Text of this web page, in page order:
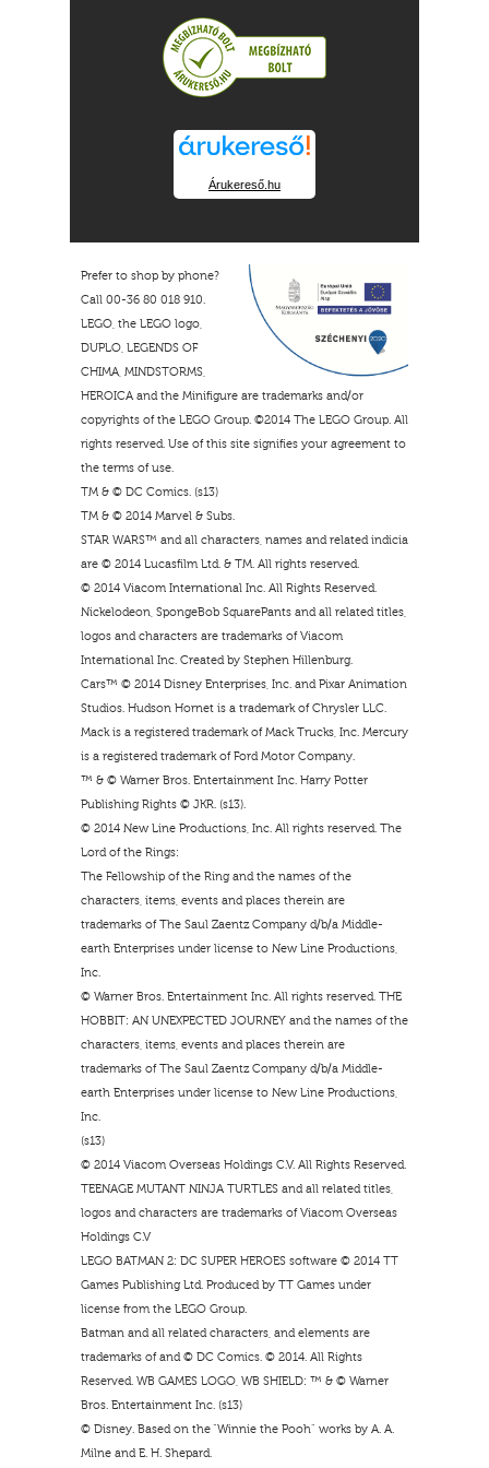
Árukereső.hu
Prefer to shop by phone?
Call 00-36 80 018 910.
LEGO, the LEGO logo,
DUPLO, LEGENDS OF
CHIMA, MINDSTORMS,
HEROICA and the Minifigure are trademarks and/or
copyrights of the LEGO Group. ©2014 The LEGO Group. All
rights reserved. Use of this site signifies your agreement to
the terms of use.
TM & © DC Comics. (s13)
TM & © 2014 Marvel & Subs.
STAR WARS™ and all characters, names and related indicia
are © 2014 Lucasfilm Ltd. & TM. All rights reserved.
© 2014 Viacom International Inc. All Rights Reserved.
Nickelodeon, SpongeBob SquarePants and all related titles,
logos and characters are trademarks of Viacom
International Inc. Created by Stephen Hillenburg.
Cars™ © 2014 Disney Enterprises, Inc. and Pixar Animation
Studios. Hudson Hornet is a trademark of Chrysler LLC.
Mack is a registered trademark of Mack Trucks, Inc. Mercury
is a registered trademark of Ford Motor Company.
™ & © Warner Bros. Entertainment Inc. Harry Potter
Publishing Rights © JKR. (s13).
© 2014 New Line Productions, Inc. All rights reserved. The
Lord of the Rings:
The Fellowship of the Ring and the names of the
characters, items, events and places therein are
trademarks of The Saul Zaentz Company d/b/a Middle-
earth Enterprises under license to New Line Productions,
Inc.
© Warner Bros. Entertainment Inc. All rights reserved. THE
HOBBIT: AN UNEXPECTED JOURNEY and the names of the
characters, items, events and places therein are
trademarks of The Saul Zaentz Company d/b/a Middle-
earth Enterprises under license to New Line Productions,
Inc.
(s13)
© 2014 Viacom Overseas Holdings C.V. All Rights Reserved.
TEENAGE MUTANT NINJA TURTLES and all related titles,
logos and characters are trademarks of Viacom Overseas
Holdings C.V
LEGO BATMAN 2: DC SUPER HEROES software © 2014 TT
Games Publishing Ltd. Produced by TT Games under
license from the LEGO Group.
Batman and all related characters, and elements are
trademarks of and © DC Comics. © 2014. All Rights
Reserved. WB GAMES LOGO, WB SHIELD: ™ & © Warner
Bros. Entertainment Inc. (s13)
© Disney. Based on the “Winnie the Pooh” works by A. A.
Milne and E. H. Shepard.